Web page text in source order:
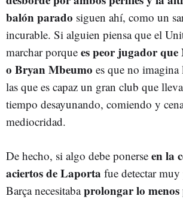
balón parado siguen ahí, como un
incurable. Si alguien piensa que el
marchar porque es peor jugador
o Bryan Mbeumo es que no imagina
las que es capaz un gran club que
tiempo desayunando, comiendo y
mediocridad.
De hecho, si algo debe ponerse en la
aciertos de Laporta fue detectar
Barça necesitabaprolongar lo menos